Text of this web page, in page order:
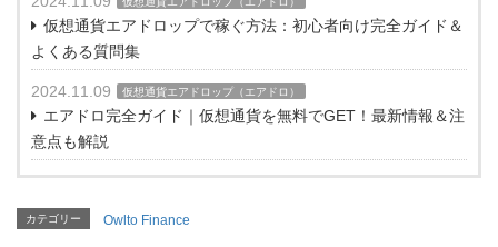
仮想通貨エアドロップで稼ぐ方法：初心者向け完全ガイド＆
よくある質問集
2024.11.09 仮想通貨エアドロップ（エアドロ）
エアドロ完全ガイド｜仮想通貨を無料でGET！最新情報＆注
意点も解説
カテゴリー Owlto Finance